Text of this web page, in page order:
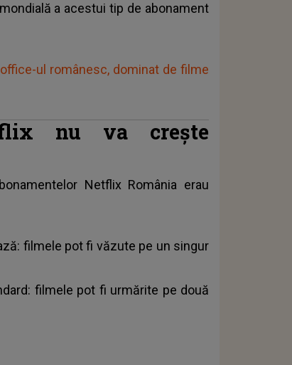
a acestui tip de abonament
ul românesc, dominat de filme
nu va crește
Netflix România erau
filmele pot fi văzute pe un singur
filmele pot fi urmărite pe două